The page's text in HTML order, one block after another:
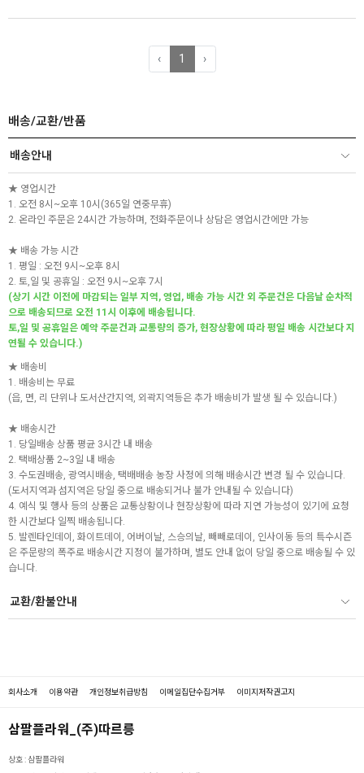
‹ 1 ›
배송/교환/반품
배송안내
★ 영업시간
1. 오전 8시~오후 10시(365일 연중무휴)
2. 온라인 주문은 24시간 가능하며, 전화주문이나 상담은 영업시간에만 가능
★ 배송 가능 시간
1. 평일 : 오전 9시~오후 8시
2. 토,일 및 공휴일 : 오전 9시~오후 7시
(상기 시간 이전에 마감되는 일부 지역, 영업, 배송 가능 시간 외 주문건은 다음날 순차적
으로 배송되므로 오전 11시 이후에 배송됩니다.
토,일 및 공휴일은 예약 주문건과 교통량의 증가, 현장상황에 따라 평일 배송 시간보다 지
연될 수 있습니다.)
★ 배송비
1. 배송비는 무료
(읍, 면, 리 단위나 도서산간지역, 외곽지역등은 추가 배송비가 발생 될 수 있습니다.)
★ 배송시간
1. 당일배송 상품 평균 3시간 내 배송
2. 택배상품 2~3일 내 배송
3. 수도권배송, 광역시배송, 택배배송 농장 사정에 의해 배송시간 변경 될 수 있습니다.
(도서지역과 섬지역은 당일 중으로 배송되거나 불가 안내될 수 있습니다)
4. 예식 및 행사 등의 상품은 교통상황이나 현장상황에 따라 지연 가능성이 있기에 요청
한 시간보다 일찍 배송됩니다.
5. 발렌타인데이, 화이트데이, 어버이날, 스승의날, 빼빼로데이, 인사이동 등의 특수시즌
은 주문량의 폭주로 배송시간 지정이 불가하며, 별도 안내 없이 당일 중으로 배송될 수 있
습니다.
교환/환불안내
회사소개 이용약관 개인정보취급방침 이메일집단수집거부 이미지저작권고지
삼팔플라워_(주)따르릉
상호 :삼팔플라워